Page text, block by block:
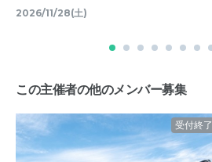
2026/11/28(土)
この主催者の他のメンバー募集
受付終了